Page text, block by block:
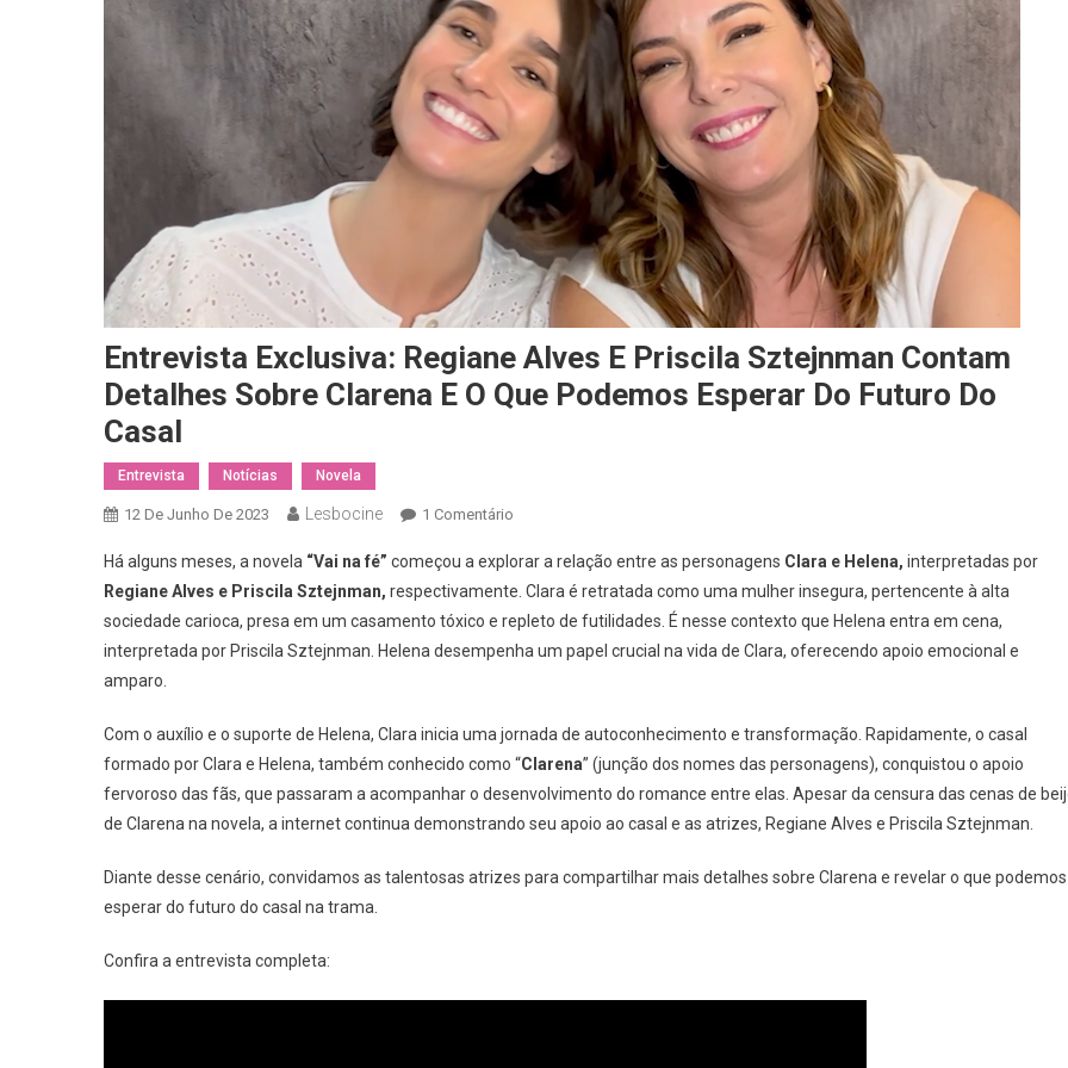
Entrevista Exclusiva: Regiane Alves E Priscila Sztejnman Contam
Detalhes Sobre Clarena E O Que Podemos Esperar Do Futuro Do
Casal
Entrevista Notícias Novela
12 De Junho De 2023 Lesbocine 1 Comentário
Exclusiva:
Regiane
Alves
E
Contam
Detalhes
Sobre
Clarena
Futuro
Há alguns meses, a novela “Vai na fé” começou a explorar a relação entre as personagens Clara e Helena, interpretadas por
Regiane Alves e Priscila Sztejnman, respectivamente. Clara é retratada como uma mulher insegura, pertencente à alta
sociedade carioca, presa em um casamento tóxico e repleto de futilidades. É nesse contexto que Helena entra em cena,
interpretada por Priscila Sztejnman. Helena desempenha um papel crucial na vida de Clara, oferecendo apoio emocional e
amparo.
Com o auxílio e o suporte de Helena, Clara inicia uma jornada de autoconhecimento e transformação. Rapidamente, o casal
formado por Clara e Helena, também conhecido como “Clarena” (junção dos nomes das personagens), conquistou o apoio
fervoroso das fãs, que passaram a acompanhar o desenvolvimento do romance entre elas. Apesar da censura das cenas de
de Clarena na novela, a internet continua demonstrando seu apoio ao casal e as atrizes, Regiane Alves e Priscila Sztejnman.
Diante desse cenário, convidamos as talentosas atrizes para compartilhar mais detalhes sobre Clarena e revelar o que podemos
esperar do futuro do casal na trama.
Confira a entrevista completa: